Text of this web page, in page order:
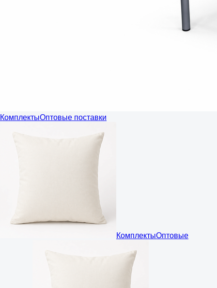
КомплектыОптовые поставки
КомплектыОптовые